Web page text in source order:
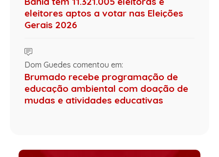
eleitores aptos a votar nas Eleições
Gerais 2026
Dom Guedes comentou em:
Brumado recebe programação de
educação ambiental com doação de
mudas e atividades educativas